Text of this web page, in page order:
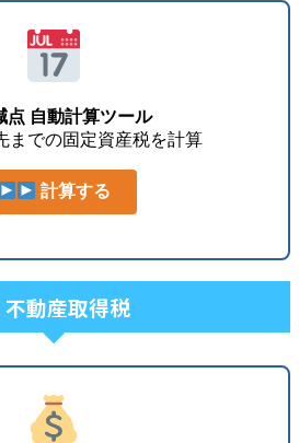
点 自動計算ツール
までの固定資産税を計算
計算する
不動産取得税